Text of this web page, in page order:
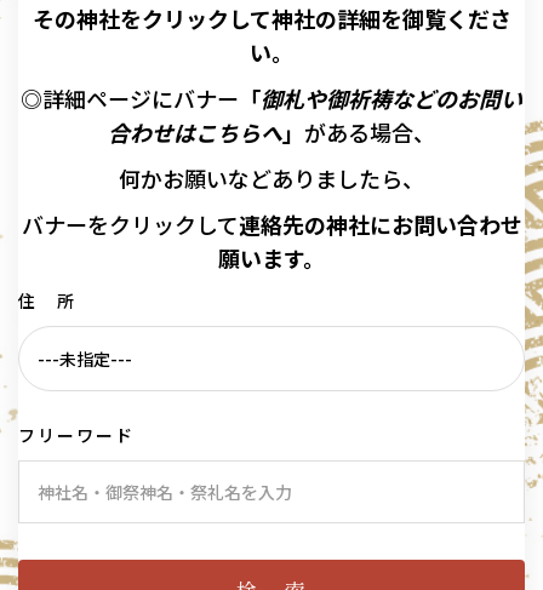
その神社をクリックして神社の詳細を御覧くださ
い。
◎詳細ページにバナー 「御札や御祈祷などのお問い
合わせはこちらへ」 がある場合、
何かお願いなどありましたら、
バナーをクリックして連絡先の神社にお問い合わせ
願います。
住 所
フリーワード